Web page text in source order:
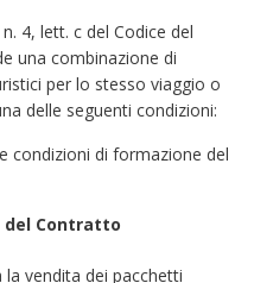
4, lett. c del Codice del
una combinazione di
per lo stesso viaggio o
delle seguenti condizioni:
condizioni di formazione del
del Contratto
vendita dei pacchetti